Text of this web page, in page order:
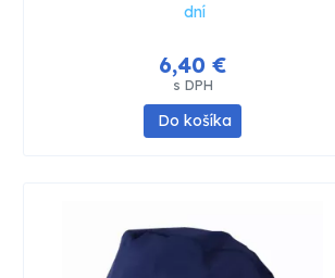
dní
6,40 €
s DPH
Do košíka